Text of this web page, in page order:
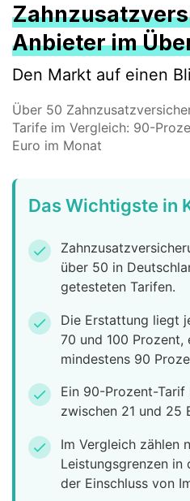
Anbieter im
Den Markt auf einen
Über 50
Tarife im Vergleich: 90-
Euro im Monat
Das Wichtigste in
check
über 50 in
getesteten Tarifen.
check
Die Erstattung liegt
70 und 100 Prozent,
mindestens 90
check
Ein 90-Prozent-
zwischen 21 und 25
check
Im Vergleich zählen
Leistungsgrenzen in
der Einschluss von